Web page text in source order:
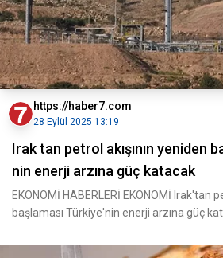
https://haber7.com
28 Eylül 2025 13:19
Irak tan petrol akışının yeniden
nin enerji arzına güç katacak
EKONOMİ HABERLERİ EKONOMİ Irak'tan
başlaması Türkiye'nin enerji arzına güç